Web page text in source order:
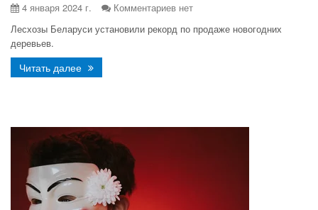
4 января 2024 г.
Комментариев нет
Лесхозы Беларуси установили рекорд по продаже новогодних
деревьев.
Читать далее